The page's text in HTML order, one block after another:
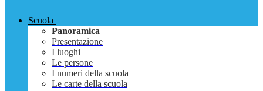
Scuola
Panoramica
Presentazione
I luoghi
Le persone
I numeri della scuola
Le carte della scuola